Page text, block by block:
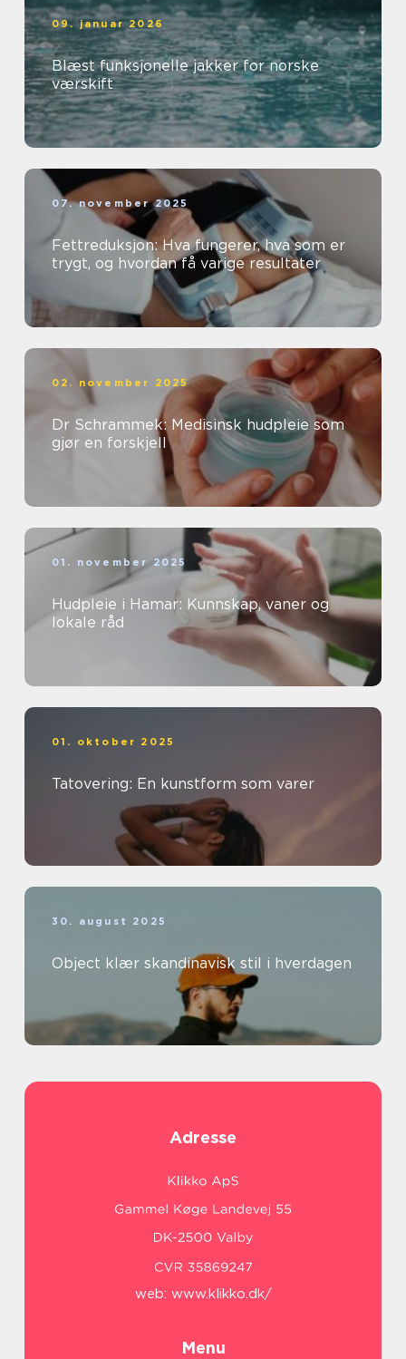
09. januar 2026
Blæst funksjonelle jakker for norske
værskift
07. november 2025
Fettreduksjon: Hva fungerer, hva som er
trygt, og hvordan få varige resultater
02. november 2025
Dr Schrammek: Medisinsk hudpleie som
gjør en forskjell
01. november 2025
Hudpleie i Hamar: Kunnskap, vaner og
lokale råd
01. oktober 2025
Tatovering: En kunstform som varer
30. august 2025
Object klær skandinavisk stil i hverdagen
Adresse
web: www.klikko.dk/
Menu